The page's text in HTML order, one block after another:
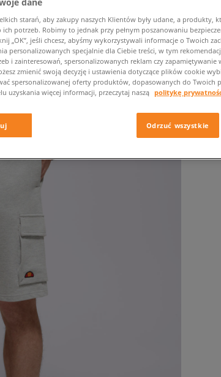
starań, aby zakupy naszych Klientów były udane, a produkty,
potrzeb. Robimy to jednak przy pełnym poszanowaniu
„OK”, jeśli chcesz, abyśmy wykorzystywali informacje o Twoich
personalizowanych specjalnie dla Ciebie treści, w tym
i zainteresowań, spersonalizowanych reklam czy zapamiętywanie
zmienić swoją decyzję i ustawienia dotyczące plików cookie
spersonalizowanej oferty produktów, dopasowanych do Twoich
uzyskania więcej informacji, przeczytaj naszą politykę
Odrzuć wszystkie